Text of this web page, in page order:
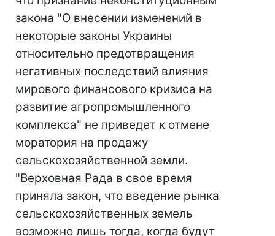
закона "О внесении изменений в
некоторые законы Украины
относительно предотвращения
негативных последствий влияния
мирового финансового кризиса на
развитие агропромышленного
комплекса" не приведет к отмене
моратория на продажу
сельскохозяйственной земли.
"Верховная Рада в свое время
приняла закон, что введение рынка
сельскохозяйственных земель
возможно лишь тогда, когда будут